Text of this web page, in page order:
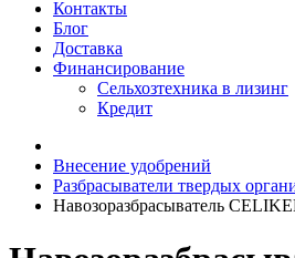
Контакты
Блог
Доставка
Финансирование
Сельхозтехника в лизинг
Кредит
Внесение удобрений
Разбрасыватели твердых
Навозоразбрасыватель